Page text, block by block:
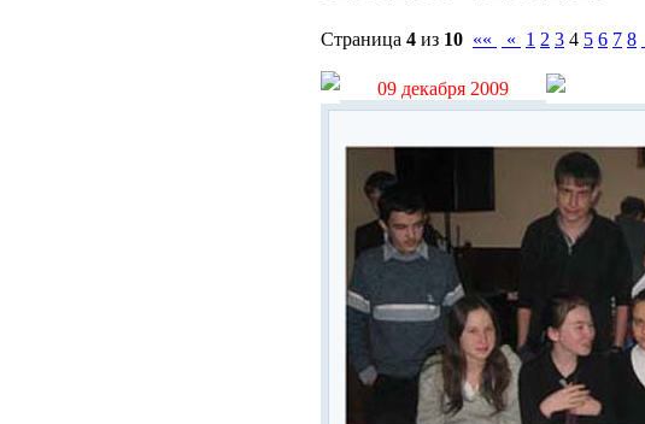
Страница 4 из 10 «« « 1 2 3 4 5 6 7 8
09 декабря 2009